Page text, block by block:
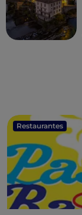
Restaurantes